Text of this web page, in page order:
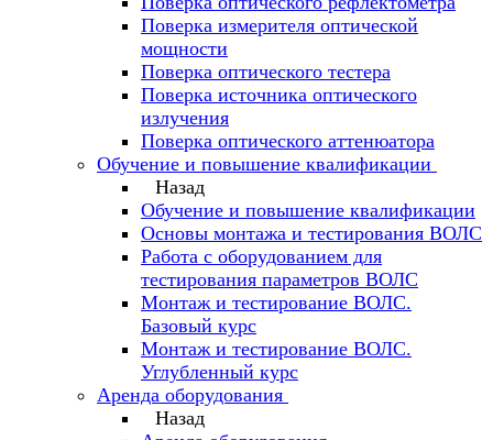
Поверка измерителя оптической
мощности
Поверка оптического тестера
Поверка источника оптического
излучения
Поверка оптического аттенюатора
Обучение и повышение квалификации
Назад
Обучение и повышение квалификации
Основы монтажа и тестирования ВОЛС
Работа с оборудованием для
тестирования параметров ВОЛС
Монтаж и тестирование ВОЛС.
Базовый курс
Монтаж и тестирование ВОЛС.
Углубленный курс
Аренда оборудования
Назад